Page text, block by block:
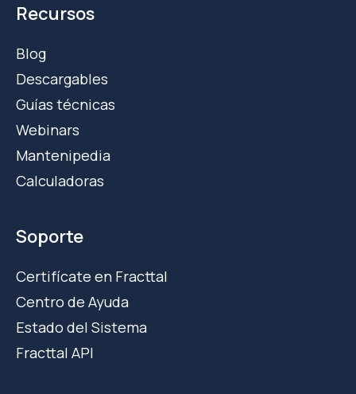
Recursos
Blog
Descargables
Guías técnicas
Webinars
Mantenipedia
Calculadoras
Soporte
Certifícate en Fracttal
Centro de Ayuda
Estado del Sistema
Fracttal API